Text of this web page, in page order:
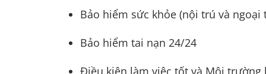
Bảo hiểm sức khỏe (nội trú và ngoại
Bảo hiểm tai nạn 24/24
Điều kiện làm việc tốt và Môi trường